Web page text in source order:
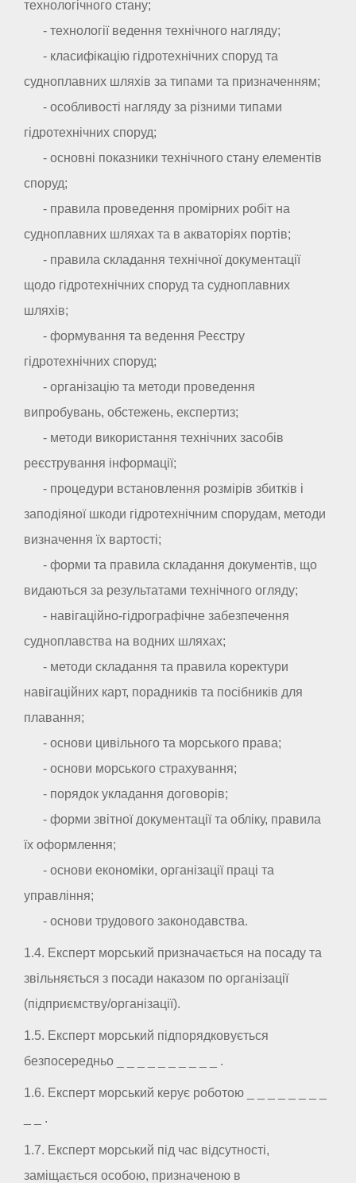
технологічного стану;
- технології ведення технічного нагляду;
- класифікацію гідротехнічних споруд та
судноплавних шляхів за типами та призначенням;
- особливості нагляду за різними типами
гідротехнічних споруд;
- основні показники технічного стану елементів
споруд;
- правила проведення промірних робіт на
судноплавних шляхах та в акваторіях портів;
- правила складання технічної документації
щодо гідротехнічних споруд та судноплавних
шляхів;
- формування та ведення Реєстру
гідротехнічних споруд;
- організацію та методи проведення
випробувань, обстежень, експертиз;
- методи використання технічних засобів
реєстрування інформації;
- процедури встановлення розмірів збитків і
заподіяної шкоди гідротехнічним спорудам, методи
визначення їх вартості;
- форми та правила складання документів, що
видаються за результатами технічного огляду;
- навігаційно-гідрографічне забезпечення
судноплавства на водних шляхах;
- методи складання та правила коректури
навігаційних карт, порадників та посібників для
плавання;
- основи цивільного та морського права;
- основи морського страхування;
- порядок укладання договорів;
- форми звітної документації та обліку, правила
їх оформлення;
- основи економіки, організації праці та
управління;
- основи трудового законодавства.
1.4. Експерт морський призначається на посаду та
звільняється з посади наказом по організації
(підприємству/організації).
1.5. Експерт морський підпорядковується
безпосередньо _ _ _ _ _ _ _ _ _ _ .
1.6. Експерт морський керує роботою _ _ _ _ _ _ _ _
_ _ .
1.7. Експерт морський під час відсутності,
заміщається особою, призначеною в